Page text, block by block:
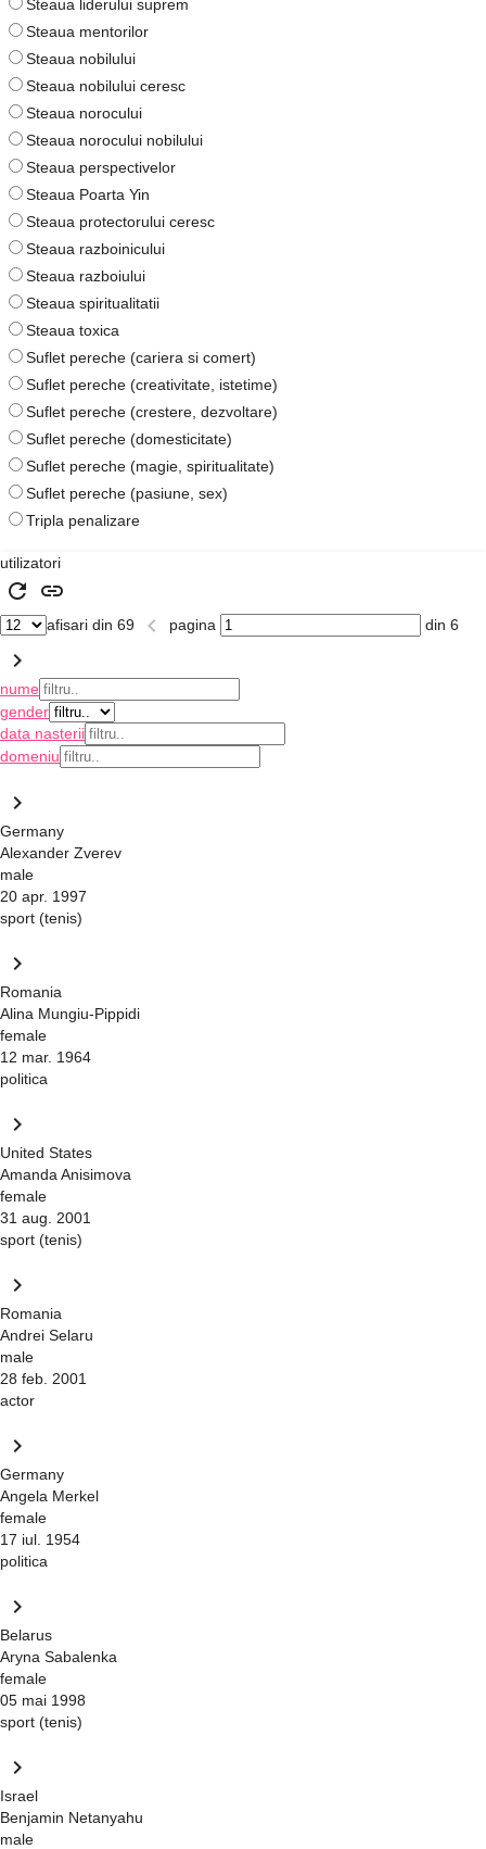
Steaua liderului suprem
Steaua mentorilor
Steaua nobilului
Steaua nobilului ceresc
Steaua norocului
Steaua norocului nobilului
Steaua perspectivelor
Steaua Poarta Yin
Steaua protectorului ceresc
Steaua razboinicului
Steaua razboiului
Steaua spiritualitatii
Steaua toxica
Suflet pereche (cariera si comert)
Suflet pereche (creativitate, istetime)
Suflet pereche (crestere, dezvoltare)
Suflet pereche (domesticitate)
Suflet pereche (magie, spiritualitate)
Suflet pereche (pasiune, sex)
Tripla penalizare
utilizatori
refresh link
afisari din 69 keyboard_arrow_left pagina din 6
keyboard_arrow_right
nume
gender
data nasterii
domeniu
keyboard_arrow_right
Germany
Alexander Zverev
male
20 apr. 1997
sport (tenis)
keyboard_arrow_right
Romania
Alina Mungiu-Pippidi
female
12 mar. 1964
politica
keyboard_arrow_right
United States
Amanda Anisimova
female
31 aug. 2001
sport (tenis)
keyboard_arrow_right
Romania
Andrei Selaru
male
28 feb. 2001
actor
keyboard_arrow_right
Germany
Angela Merkel
female
17 iul. 1954
politica
keyboard_arrow_right
Belarus
Aryna Sabalenka
female
05 mai 1998
sport (tenis)
keyboard_arrow_right
Israel
Benjamin Netanyahu
male